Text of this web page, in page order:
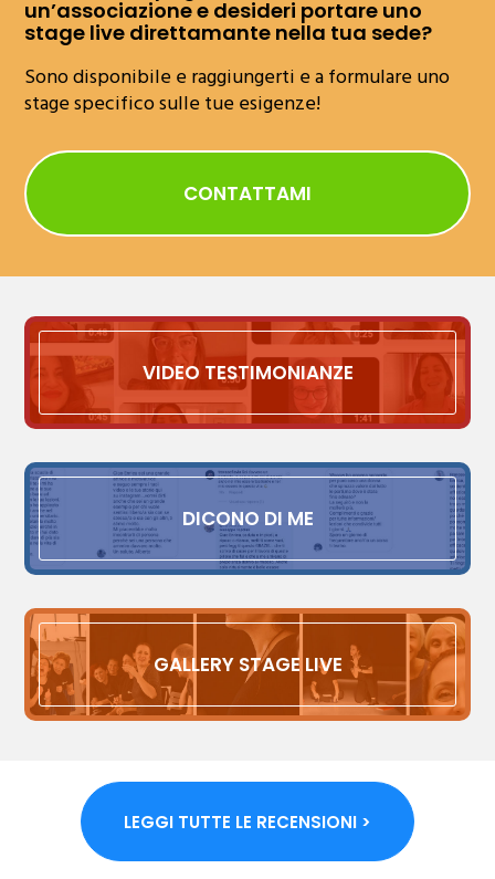
un’associazione e desideri portare uno
stage live direttamante nella tua sede?
Sono disponibile e raggiungerti e a formulare uno
stage specifico sulle tue esigenze!
CONTATTAMI
VIDEO TESTIMONIANZE
DICONO DI ME
GALLERY STAGE LIVE
LEGGI TUTTE LE RECENSIONI >